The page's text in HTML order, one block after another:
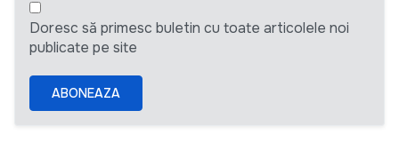
Doresc să primesc buletin cu toate articolele noi
publicate pe site
ABONEAZA